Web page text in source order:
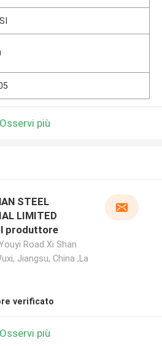
Osservi più
STEEL
LIMITED
produttore
Road Xi Shan
Jiangsu, China ,La
verificato
Osservi più